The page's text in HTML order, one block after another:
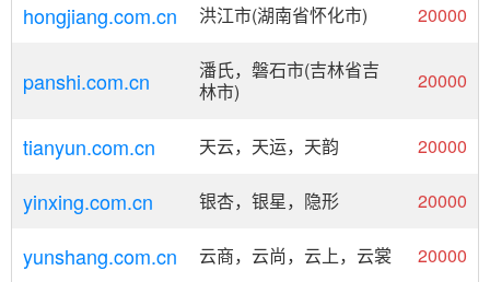
hongjiang.com.cn 洪江市(湖南省怀化市) 20000
panshi.com.cn
潘氏，磐石市(吉林省吉
林市)
20000
tianyun.com.cn 天云，天运，天韵 20000
yinxing.com.cn 银杏，银星，隐形 20000
yunshang.com.cn 云商，云尚，云上，云裳 20000